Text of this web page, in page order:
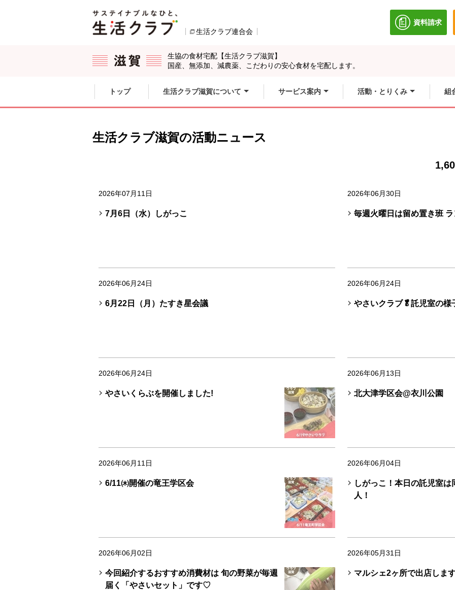
生活クラブ連合会
資料請求
別のウィ
生協の食材宅配【生活クラブ滋賀】
国産、無添加、減農薬、こだわりの安心食材を宅配します。
ここからサイト内共通メニューです。
サイト内共通メニューをスキップする
トップ 生活クラブ滋賀について サービス案内 活動・とりくみ 組
生活クラブ滋賀の活動ニュース
2026年07月11日
7月6日（水）しがっこ
2026年06月30日
毎週火曜日は留め置き班
2026年06月24日
6月22日（月）たすき星会議
2026年06月24日
やさいクラブ🥬託児室の様
2026年06月24日
やさいくらぶを開催しました!
2026年06月13日
北大津学区会@衣川公園
2026年06月11日
6/11㈭開催の竜王学区会
2026年06月04日
しがっこ！本日の託児室は
人！
2026年06月02日
今回紹介するおすすめ消費材は 旬の野菜が毎週
届く「やさいセット」です♡
2026年05月31日
マルシェ2ヶ所で出店しま